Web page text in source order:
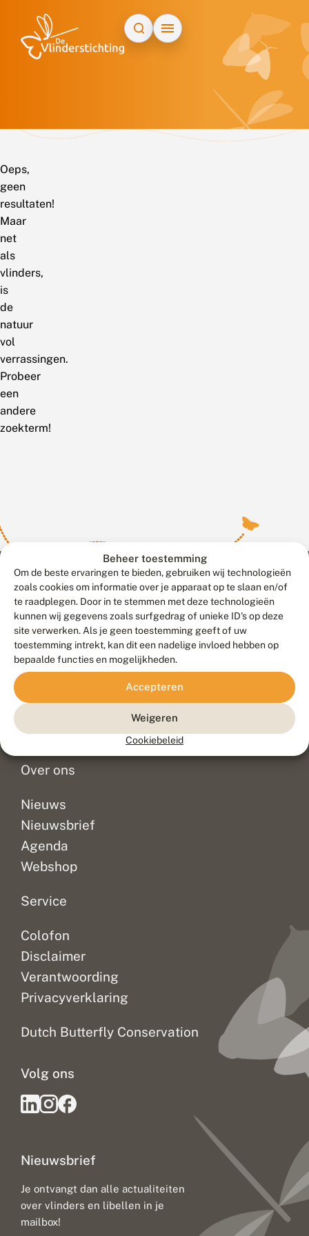
Beheer toestemming
Om de beste ervaringen te bieden, gebruiken wij technologieën
zoals cookies om informatie over je apparaat op te slaan en/of
te raadplegen. Door in te stemmen met deze technologieën
kunnen wij gegevens zoals surfgedrag of unieke ID's op deze
site verwerken. Als je geen toestemming geeft of uw
toestemming intrekt, kan dit een nadelige invloed hebben op
bepaalde functies en mogelijkheden.
Accepteren
Weigeren
Cookiebeleid
Oeps,
geen
resultaten!
Maar
net
als
vlinders,
is
de
natuur
vol
verrassingen.
Probeer
een
andere
zoekterm!
Contact
Veelgestelde vragen
Doneer
Over ons
Nieuws
Nieuwsbrief
Agenda
Webshop
Service
Colofon
Disclaimer
Verantwoording
Privacyverklaring
Dutch Butterfly Conservation
Nieuwsbrief
Je ontvangt dan alle actualiteiten
over vlinders en libellen in je
mailbox!
Volg ons
Meld waarnemingen© 2026 Vlinderstichting
Duurzaam ontwikkeld door
Go2People
, ontworpen door
Blue Field Agency
Privacy
Disclaimer
Sitemap